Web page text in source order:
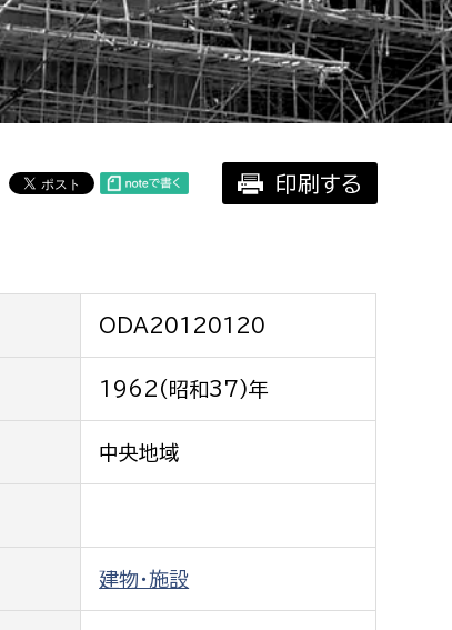
支払いをしたい
働きたい
遊びたい
イベント・講座などに参加したい
まちづくりに関わりたい
環境政策課
都市部
地域交通課
建築指導課
印刷する
ODA20120120
1962(昭和37)年
中央地域
建物・施設